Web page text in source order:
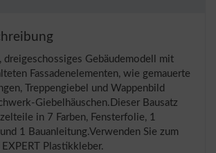
dreigeschossiges Gebäudemodell mit
Fassadenelementen, wie gemauerte
Treppengiebel und Wappenbild
Giebelhäuschen.Dieser Bausatz
in 7 Farben, Fensterfolie, 1
1 Bauanleitung.Verwenden Sie zum
EXPERT Plastikkleber.